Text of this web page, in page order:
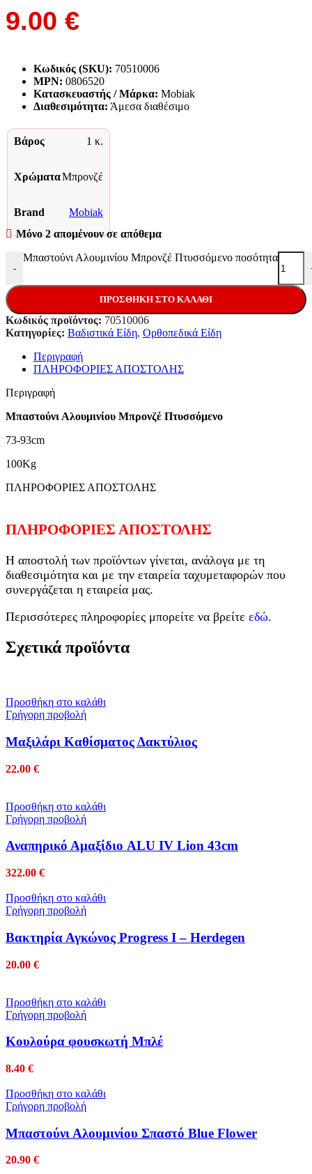
9.00 €
Κωδικός (SKU): 70510006
MPN: 0806520
Κατασκευαστής / Μάρκα: Mobiak
Διαθεσιμότητα: Άμεσα διαθέσιμο
Βάρος 1 κ.
ΧρώματαΜπρονζέ
Brand
Mobiak
Μόνο 2 απομένουν σε απόθεμα
-
Μπαστούνι Αλουμινίου Μπρονζέ Πτυσσόμενο ποσότητα
ΠΡΟΣΘΉΚΗ ΣΤΟ ΚΑΛΆΘΙ
Κωδικός προϊόντος: 70510006
Κατηγορίες: Βαδιστικά Είδη, Ορθοπεδικά Είδη
Περιγραφή
ΠΛΗΡΟΦΟΡΙΕΣ ΑΠΟΣΤΟΛΗΣ
Περιγραφή
Μπαστούνι Αλουμινίου Μπρονζέ Πτυσσόμενο
73-93cm
100Kg
ΠΛΗΡΟΦΟΡΙΕΣ ΑΠΟΣΤΟΛΗΣ
ΠΛΗΡΟΦΟΡΙΕΣ ΑΠΟΣΤΟΛΗΣ
Η αποστολή των προϊόντων γίνεται, ανάλογα με τη
διαθεσιμότητα και με την εταιρεία ταχυμεταφορών που
συνεργάζεται η εταιρεία μας.
Περισσότερες πληροφορίες μπορείτε να βρείτε εδώ.
Σχετικά προϊόντα
Προσθήκη στο καλάθι
Γρήγορη προβολή
Mαξιλάρι Καθίσματος Δακτύλιος
22.00 €
Προσθήκη στο καλάθι
Γρήγορη προβολή
Αναπηρικό Αμαξίδιο ALU IV Lion 43cm
322.00 €
Προσθήκη στο καλάθι
Γρήγορη προβολή
Βακτηρία Αγκώνος Progress I – Herdegen
20.00 €
Προσθήκη στο καλάθι
Γρήγορη προβολή
Κουλούρα φουσκωτή Μπλέ
8.40 €
Προσθήκη στο καλάθι
Γρήγορη προβολή
Μπαστούνι Αλουμινίου Σπαστό Blue Flower
20.90 €